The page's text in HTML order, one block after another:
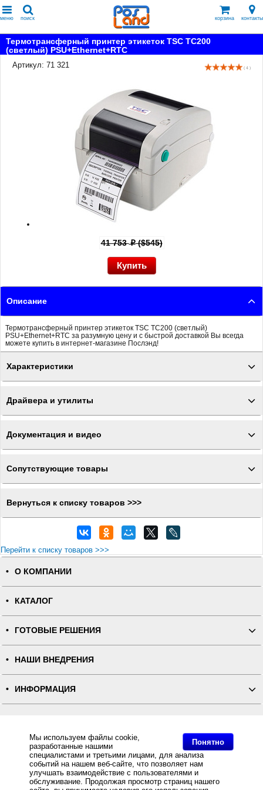
Понятно
Мы используем файлы cookie,
разработанные нашими
специалистами и третьими лицами, для анализа
событий на нашем веб-сайте, что позволяет нам
улучшать взаимодействие с пользователями и
обслуживание. Продолжая просмотр страниц нашего
меню поиск корзина контакты
Термотрансферный принтер этикеток TSC TC200
(светлый) PSU+Ethernet+RTC
Артикул: 71 321
( 4 )
41 753p($545)
Описание
Термотрансферный принтер этикеток TSC TC200 (светлый)
PSU+Ethernet+RTC за разумную цену и с быстрой доставкой Вы всегда
можете купить в интернет-магазине Послэнд!
Характеристики
Драйвера и утилиты
Документация и видео
Сопутствующие товары
Вернуться к списку товаров >>>
Перейти к списку товаров >>>
О КОМПАНИИ
КАТАЛОГ
ГОТОВЫЕ РЕШЕНИЯ
НАШИ ВНЕДРЕНИЯ
ИНФОРМАЦИЯ
ПОЛНАЯ ВЕРСИЯ
Интернет-магазин "ПОСЛЭНД" - торгового оборудования, оборудования для автоматизации общепита и
торговли, расходных материалов
Все права защищены, ООО "ПОСЛЭНД" © 2008-2026.